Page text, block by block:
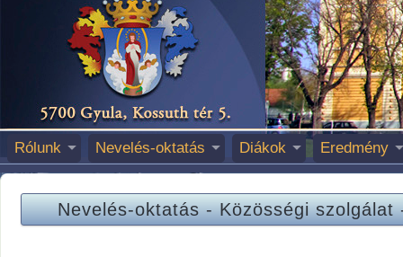
Rólunk Nevelés-oktatás Diákok Eredmény
Nevelés-oktatás-Közösségi szolgálat